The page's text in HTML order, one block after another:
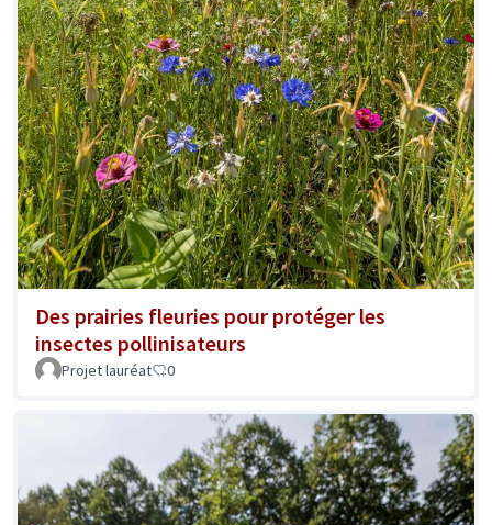
Des prairies fleuries pour protéger les
insectes pollinisateurs
Projet lauréat 0